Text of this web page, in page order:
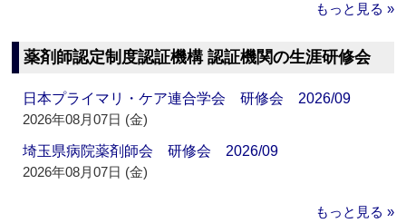
もっと見る »
薬剤師認定制度認証機構 認証機関の生涯研修会
日本プライマリ・ケア連合学会 研修会 2026/09
2026年08月07日 (金)
埼玉県病院薬剤師会 研修会 2026/09
2026年08月07日 (金)
もっと見る »